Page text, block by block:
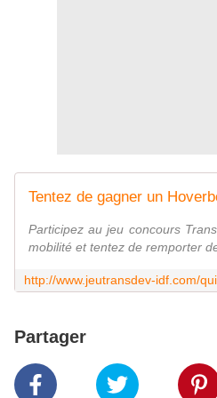
Participez au jeu concours
mobilité et tentez de remporter
Partager